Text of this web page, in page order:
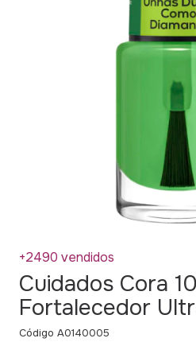
+2490 vendidos
Cuidados Cora
Fortalecedor
Código A0140005